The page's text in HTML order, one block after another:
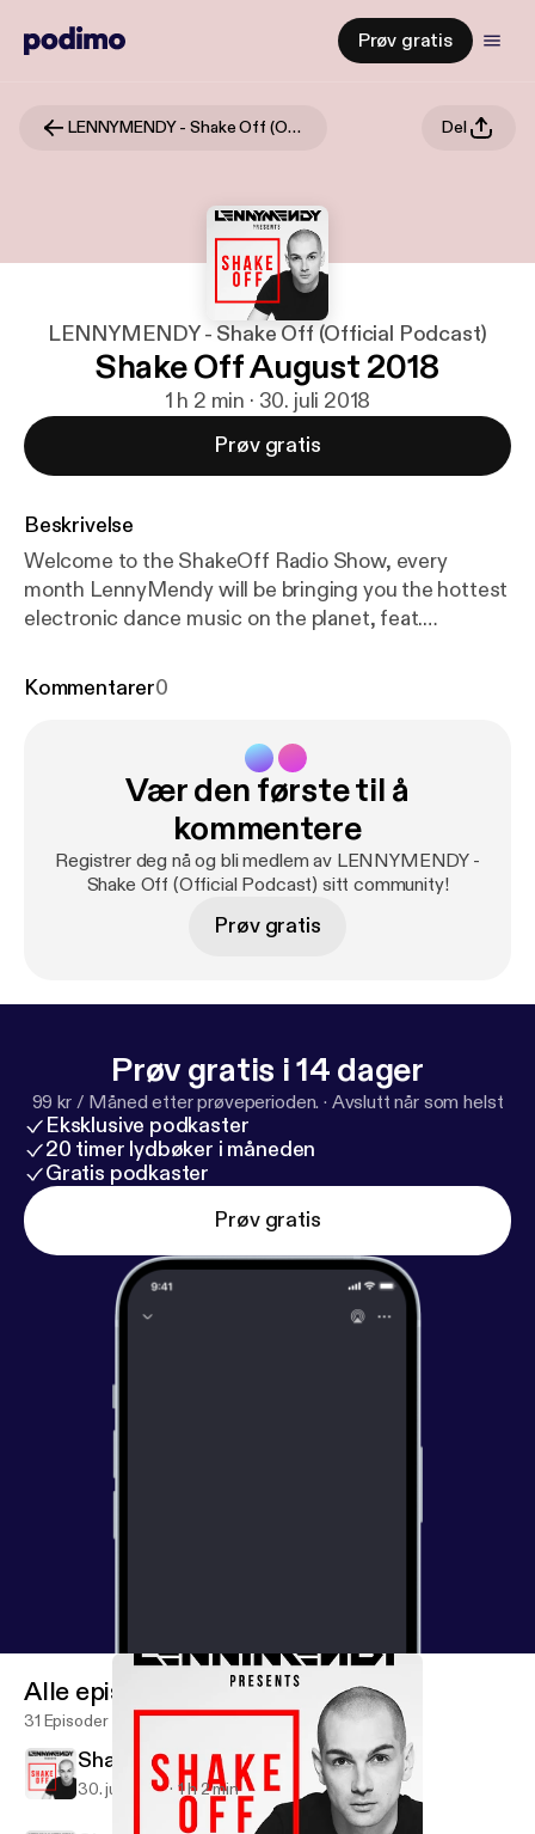
Prøv gratis
LENNYMENDY - Shake Off (Official Podcast) Del
LENNYMENDY - Shake Off (Official Podcast)
Shake Off August 2018
1 h 2 min · 30. juli 2018
Prøv gratis
Beskrivelse
Welcome to the ShakeOff Radio Show, every
month LennyMendy will be bringing you the hottest
electronic dance music on the planet, feat.
and producers around the world.
Kommentarer0
Vær den første til å
kommentere
Registrer deg nå og bli medlem av LENNYMENDY -
Shake Off (Official Podcast) sitt community!
Prøv gratis
Prøv gratis i 14 dager
99 kr / Måned etter prøveperioden. · Avslutt når som helst
Eksklusive podkaster
20 timer lydbøker i måneden
Gratis podkaster
Prøv gratis
Alle episoder
31 Episoder
Shake Off August 2018
30. juli 2018 1 h 2 min